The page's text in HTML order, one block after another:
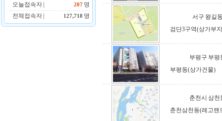
오늘접속자 | 207명
전체접속자 |
127,718 명
서구 왕길
검단3구역(상가부
부평구 부평
부평동(상가건물)
춘천시 삼천
춘천삼천동(레고랜